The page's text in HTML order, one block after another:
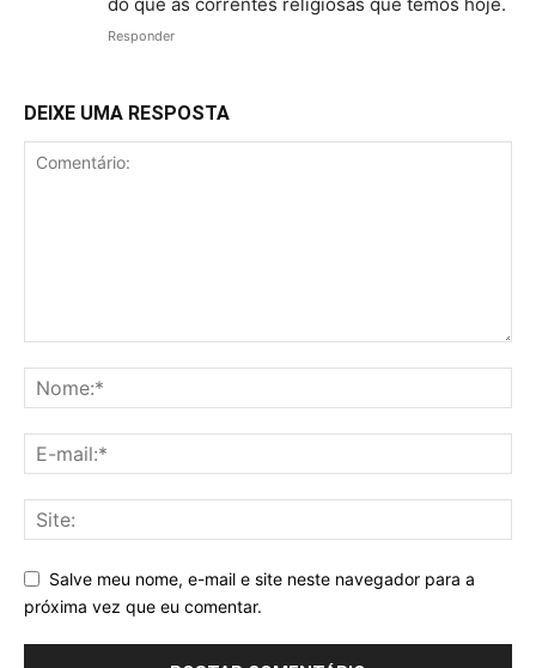
Responder
DEIXE UMA RESPOSTA
Salve meu nome, e-mail e site neste navegador para a
próxima vez que eu comentar.